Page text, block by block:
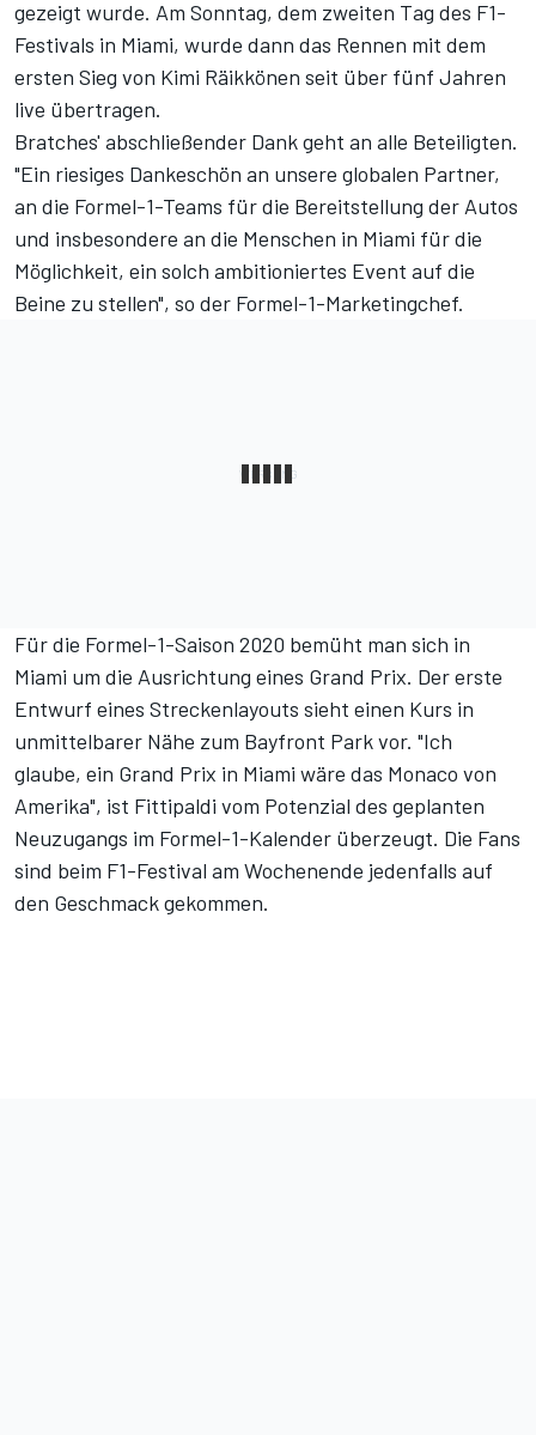
gezeigt wurde. Am Sonntag, dem zweiten Tag des F1-
Festivals in Miami, wurde dann das Rennen mit dem
ersten Sieg von Kimi Räikkönen seit über fünf Jahren
live übertragen.
Bratches' abschließender Dank geht an alle Beteiligten.
"Ein riesiges Dankeschön an unsere globalen Partner,
an die Formel-1-Teams für die Bereitstellung der Autos
und insbesondere an die Menschen in Miami für die
Möglichkeit, ein solch ambitioniertes Event auf die
Beine zu stellen", so der Formel-1-Marketingchef.
Für die Formel-1-Saison 2020 bemüht man sich in
Miami um die Ausrichtung eines Grand Prix. Der erste
Entwurf eines Streckenlayouts sieht einen Kurs in
unmittelbarer Nähe zum Bayfront Park vor. "Ich
glaube, ein Grand Prix in Miami wäre das Monaco von
Amerika", ist Fittipaldi vom Potenzial des geplanten
Neuzugangs im Formel-1-Kalender überzeugt. Die Fans
sind beim F1-Festival am Wochenende jedenfalls auf
den Geschmack gekommen.